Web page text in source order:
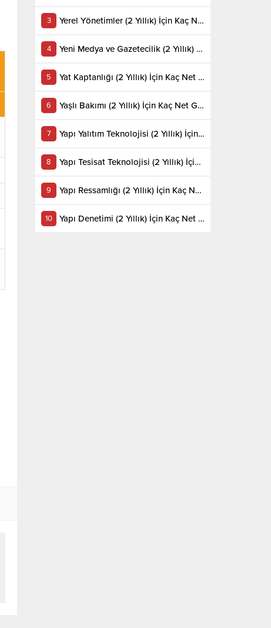
Yerel Yönetimler (2 Yıllık) İçin Kaç Net Gerekir 2022
Yeni Medya ve Gazetecilik (2 Yıllık) İçin Kaç Net Gerekir 2022
Yat Kaptanlığı (2 Yıllık) İçin Kaç Net Gerekir 2022
Yaşlı Bakımı (2 Yıllık) İçin Kaç Net Gerekir 2022
Yapı Yalıtım Teknolojisi (2 Yıllık) İçin Kaç Net Gerekir 2022
Yapı Tesisat Teknolojisi (2 Yıllık) İçin Kaç Net Gerekir 2022
Yapı Ressamlığı (2 Yıllık) İçin Kaç Net Gerekir 2022
Yapı Denetimi (2 Yıllık) İçin Kaç Net Gerekir 2022